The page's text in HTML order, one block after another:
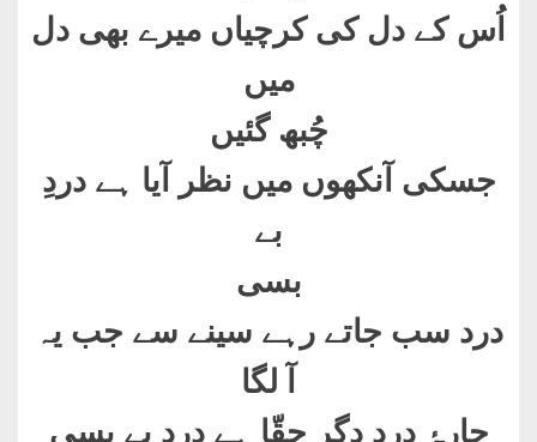
اُس کے دل کی کرچیاں میرے بھی دل
میں
چُبھ گئیں
جسکی آنکھوں میں نظر آیا ہے دردِ
بے
بسی
درد سب جاتے رہے سینے سے جب یہ
آ لگا
چارۂ دردِ دگر حقّا ہے دردِ بے بسی